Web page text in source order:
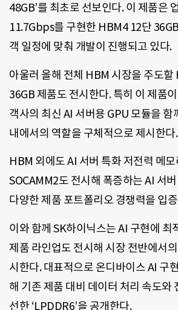
48GB’를 최초로 선보인다. 이 제품은
11.7Gbps를 구현한 HBM4 12단
객 일정에 맞춰 개발이 진행되고 있다.
아울러 올해 전체 HBM 시장을 주도
36GB 제품도 전시한다. 특히 이 제품
객사의 최신 AI 서버용 GPU 모듈을 함
내에서의 역할을 구체적으로 제시한다.
HBM 외에도 AI 서버 특화 저전력 메
SOCAMM2도 전시해 폭증하는 AI 서
다양한 제품 포트폴리오 경쟁력을 입
이와 함께 SK하이닉스는 AI 구현에 최
제품 라인업도 전시해 시장 전반에서
시한다. 대표적으로 온디바이스 AI 구
해 기존 제품 대비 데이터 처리 속도와
선한 ‘LPDDR6’을 공개한다.